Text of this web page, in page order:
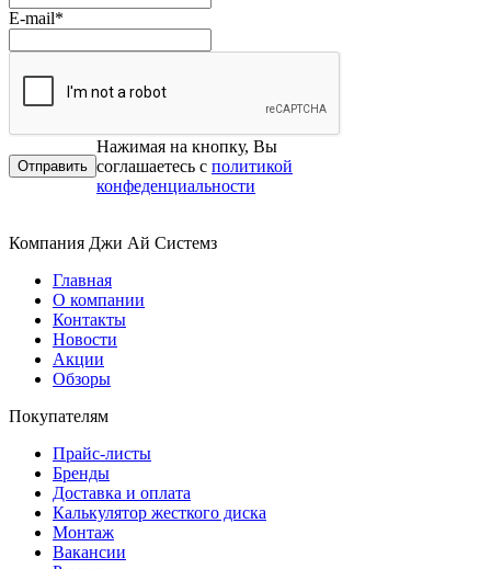
E-mail*
Нажимая на кнопку, Вы
соглашаетесь с политикой
конфеденциальности
Компания Джи Ай Системз
Главная
О компании
Контакты
Новости
Акции
Обзоры
Покупателям
Прайс-листы
Бренды
Доставка и оплата
Калькулятор жесткого диска
Монтаж
Вакансии